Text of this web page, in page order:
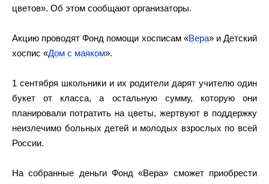
цветов». Об этом сообщают организаторы.
Акцию проводят Фонд помощи хосписам «Вера» и Детский
хоспис «Дом с маяком».
1 сентября школьники и их родители дарят учителю один
букет от класса, а остальную сумму, которую они
планировали потратить на цветы, жертвуют в поддержку
неизлечимо больных детей и молодых взрослых по всей
России.
На собранные деньги Фонд «Вера» сможет приобрести